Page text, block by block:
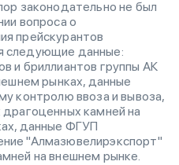
законодательно не был
вопроса о
прейскурантов
следующие данные:
и бриллиантов группы АК
рынках, данные
контролю ввоза и вывоза,
камней на
данные ФГУП
"Алмазювелирэкспорт"
на внешнем рынке.